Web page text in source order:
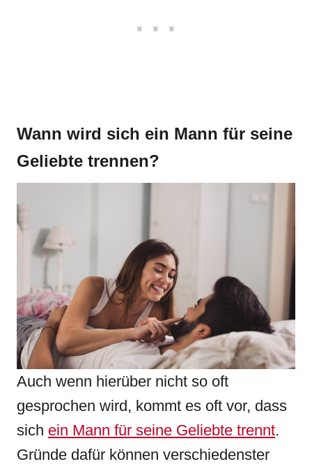
Wann wird sich ein Mann für seine
Geliebte trennen?
Auch wenn hierüber nicht so oft
gesprochen wird, kommt es oft vor, dass
sich ein Mann für seine Geliebte trennt.
Gründe dafür können verschiedenster